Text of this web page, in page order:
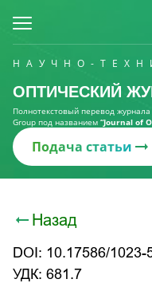
НАУЧНО-
ОПТИЧЕСКИЙ
Полнотекстовый перевод
Group под названием “Journal of
Подача статьи
Назад
DOI: 10.17586/
УДК: 681.7